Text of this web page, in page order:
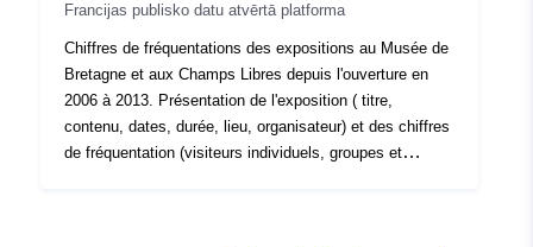
Francijas publisko datu atvērtā platforma
Chiffres de fréquentations des expositions au Musée de
Bretagne et aux Champs Libres depuis l'ouverture en
2006 à 2013. Présentation de l'exposition ( titre,
contenu, dates, durée, lieu, organisateur) et des chiffres
de fréquentation (visiteurs individuels, groupes et